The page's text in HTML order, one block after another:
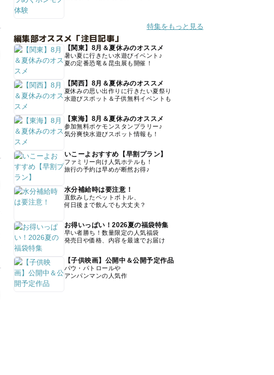
特集をもっと見る
編集部オススメ「注目記事」
【関東】8月＆夏休みのオススメ
暑い夏に行きたい水遊びイベント♪
夏の定番恐竜＆昆虫展も開催！
【関西】8月＆夏休みのオススメ
夏休みの思い出作りに行きたい夏祭り
水遊びスポット＆子供無料イベントも
【東海】8月＆夏休みのオススメ
参加無料ポケモンスタンプラリー♪
気分爽快水遊びスポット情報も！
いこーよおすすめ【早割プラン】
ファミリー向け人気ホテルも！
旅行の予約は早めが断然お得♪
水分補給時は要注意！
直飲みしたペットボトル、
何日後まで飲んでも大丈夫？
お得いっぱい！2026夏の福袋特集
早い者勝ち！数量限定の人気福袋
発売日や価格、内容を最速でお届け
【子供映画】公開中＆公開予定作品
パウ・パトロールや
アンパンマンの人気作